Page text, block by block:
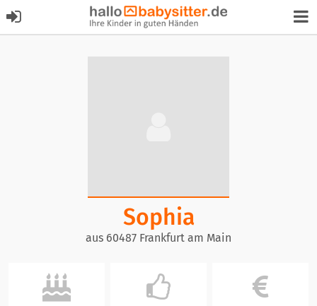
Sophia
aus 60487 Frankfurt am Main